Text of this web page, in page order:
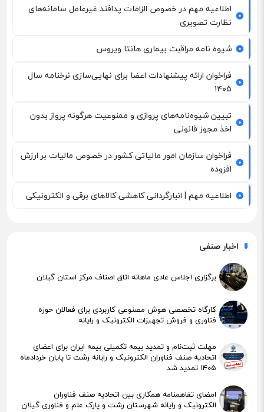
اطلاعیه مهم در خصوص الزامات پدافند غیرعامل سامانه‌های
نظارت تصویری
شیوه نامه مراقبت بیماری هانتا ویروس
فراخوان ارائه پیشنهادات اعضا برای نهایی‌سازی نرخنامه سال
۱۴۰۵
تبیین شیوه‌نامه‌های پروازی و ممنوعیت هرگونه پرواز بدون
اخذ مجوز قانونی
فراخوان سازمان امور مالیاتی کشور در خصوص مالیات بر ارزش
افزوده
اطلاعیه مهم | انبارگردانی کاهشی کالاهای برقی و الکترونیکی
اخبار صنفی
برگزاری اجلاس عادی ماهانه اتاق اصناف مرکز استان گیلان
کارگاه تخصصی هوش مصنوعی کاربردی برای فعالان حوزه
فناوری و فروش تجهیزات الکترونیک و رایانه
مهلت ثبت‌نام و تمدید بیمه تکمیلی بیمه ایران برای اعضای
اتحادیه صنف فناوران الکترونیک و رایانه رشت تا پایان خردادماه
۱۴۰۵ تمدید شد.
امضای تفاهمنامه همکاری بین اتحادیه صنف فناوران
الکترونیک و رایانه شهرستان رشت و پارک علم و فناوری گیلان